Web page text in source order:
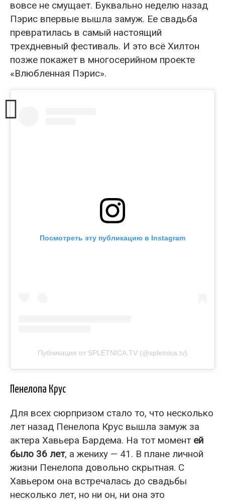
вовсе не смущает. Буквально неделю назад
Пэрис впервые вышла замуж. Ее свадьба
превратилась в самый настоящий
трехдневный фестиваль. И это всё Хилтон
позже покажет в многосерийном проекте
«Влюбленная Пэрис».
Посмотреть эту публикацию в Instagram
Публикация от SPLETNICA.TV (@spletnica.tv)
Пенелопа Крус
Для всех сюрпризом стало то, что несколько
лет назад Пенелопа Крус вышла замуж за
актера Хавьера Бардема. На тот момент ей
было 36 лет, а жениху — 41. В плане личной
жизни Пенелопа довольно скрытная. С
Хавьером она встречалась до свадьбы
несколько лет, но ни он, ни она это